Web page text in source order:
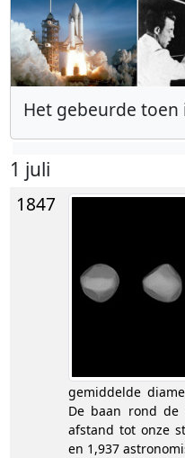
Het gebeurde toen
1 juli
1847
gemiddelde
De baan rond
afstand tot onze
en 1,937